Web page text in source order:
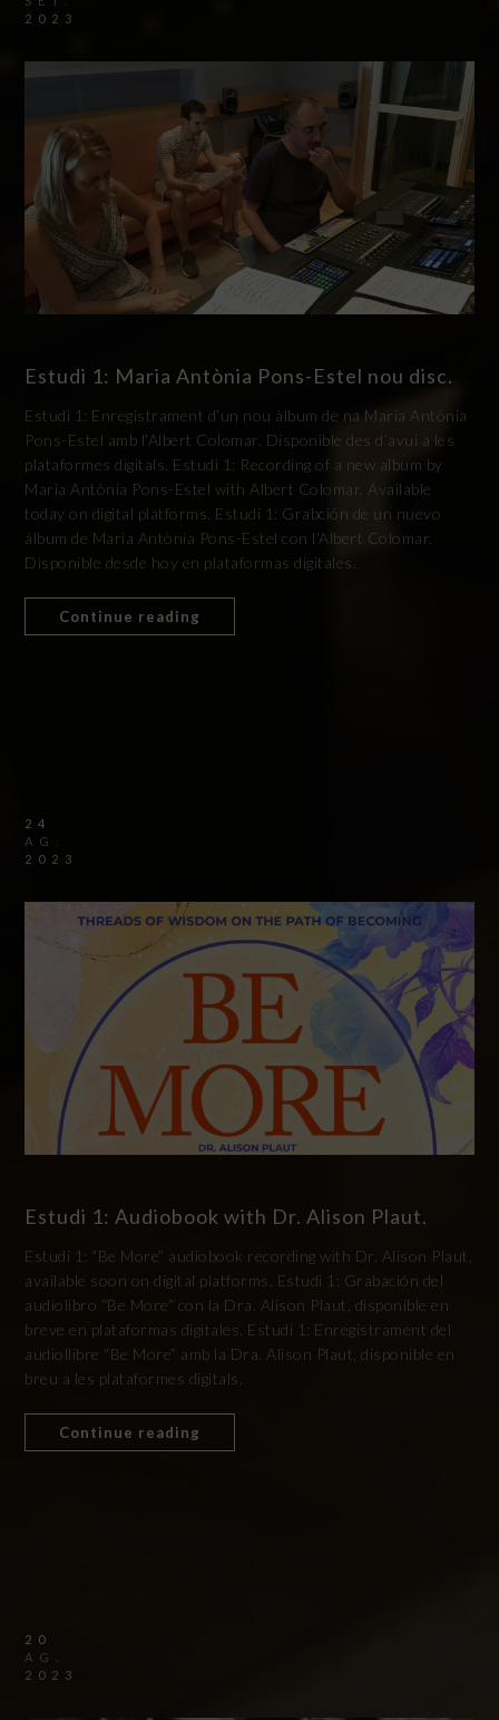
2023
Estudi 1: Maria Antònia Pons-Estel nou disc.
Estudi 1: Enregistrament d’un nou àlbum de na Maria Antònia
Pons-Estel amb l’Albert Colomar. Disponible des d’avui a les
plataformes digitals. Estudi 1: Recording of a new album by
Maria Antònia Pons-Estel with Albert Colomar. Available
today on digital platforms. Estudi 1: Grabción de un nuevo
álbum de Maria Antònia Pons-Estel con l’Albert Colomar.
Disponible desde hoy en plataformas digitales.
Continue reading
24
AG.
2023
Estudi 1: Audiobook with Dr. Alison Plaut.
Estudi 1: “Be More” audiobook recording with Dr. Alison Plaut,
available soon on digital platforms. Estudi 1: Grabación del
audiolibro “Be More” con la Dra. Alison Plaut, disponible en
breve en plataformas digitales. Estudi 1: Enregistrament del
audiollibre “Be More” amb la Dra. Alison Plaut, disponible en
breu a les plataformes digitals.
Continue reading
20
AG.
2023